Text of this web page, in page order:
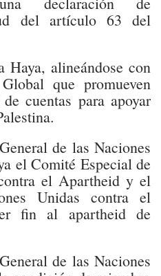
del artículo 63 del
alineándose con
que promueven
cuentas para apoyar
de las Naciones
el Comité Especial de
el Apartheid y el
Unidas contra el
fin al apartheid de
de las Naciones